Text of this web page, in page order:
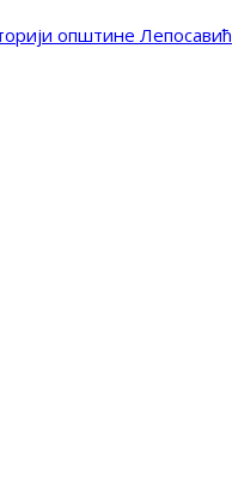
општине Лепосавић